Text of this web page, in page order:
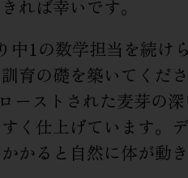
れば幸いです。
中1の数学担当を続
育の礎を築いてくだ
ーストされた麦芽の
く仕上げています。
かると自然に体が動き